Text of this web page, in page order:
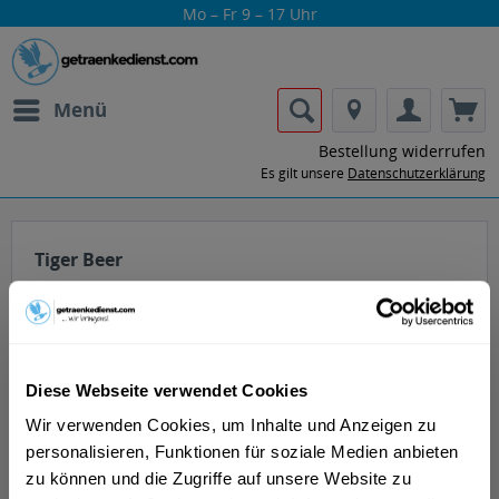
Diese Webseite verwendet Cookies
Wir verwenden Cookies, um Inhalte und Anzeigen zu
personalisieren, Funktionen für soziale Medien anbieten
zu können und die Zugriffe auf unsere Website zu
Mo – Fr 9 – 17 Uhr
Menü
Bestellung widerrufen
Es gilt unsere Datenschutzerklärung
Tiger Beer
Lass dir die Getränke von Tiger Beer nach
Hause oder ins Büro liefern.